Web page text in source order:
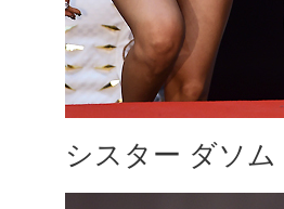
シスター ダソ